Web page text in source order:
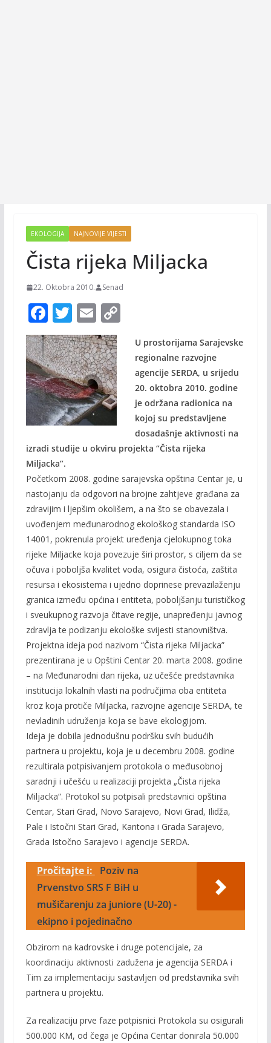
EKOLOGIJA NAJNOVIJE VIJESTI
Čista rijeka Miljacka
22. Oktobra 2010. Senad
F
ac
e
b
o
o
k
T
w
itt
er
E
m
ai
l
C
Li
U prostorijama Sarajevske
regionalne razvojne
agencije SERDA, u srijedu
20. oktobra 2010. godine
je održana radionica na
kojoj su predstavljene
dosadašnje aktivnosti na
izradi studije u okviru projekta “Čista rijeka
Miljacka”.
Početkom 2008. godine sarajevska opština Centar je, u
nastojanju da odgovori na brojne zahtjeve građana za
zdravijim i ljepšim okolišem, a na što se obavezala i
uvođenjem međunarodnog ekološkog standarda ISO
14001, pokrenula projekt uređenja cjelokupnog toka
rijeke Miljacke koja povezuje širi prostor, s ciljem da se
očuva i poboljša kvalitet voda, osigura čistoća, zaštita
resursa i ekosistema i ujedno doprinese prevazilaženju
granica između općina i entiteta, poboljšanju turističkog
i sveukupnog razvoja čitave regije, unapređenju javnog
zdravlja te podizanju ekološke svijesti stanovništva.
Projektna ideja pod nazivom “Čista rijeka Miljacka”
prezentirana je u Opštini Centar 20. marta 2008. godine
– na Međunarodni dan rijeka, uz učešće predstavnika
institucija lokalnih vlasti na područjima oba entiteta
kroz koja protiče Miljacka, razvojne agencije SERDA, te
nevladinih udruženja koja se bave ekologijom.
Ideja je dobila jednodušnu podršku svih budućih
partnera u projektu, koja je u decembru 2008. godine
rezultirala potpisivanjem protokola o međusobnoj
saradnji i učešću u realizaciji projekta „Čista rijeka
Miljacka“. Protokol su potpisali predstavnici opština
Centar, Stari Grad, Novo Sarajevo, Novi Grad, Ilidža,
Pale i Istočni Stari Grad, Kantona i Grada Sarajevo,
Grada Istočno Sarajevo i agencije SERDA.
Pročitajte i:
Poziv na
Prvenstvo SRS F BiH u
mušičarenju za juniore (U-20) -
ekipno i pojedinačno
Obzirom na kadrovske i druge potencijale, za
koordinaciju aktivnosti zadužena je agencija SERDA i
Tim za implementaciju sastavljen od predstavnika svih
partnera u projektu.
Za realizaciju prve faze potpisnici Protokola su osigurali
500.000 KM, od čega je Općina Centar donirala 50.000